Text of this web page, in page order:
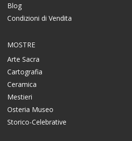
Blog
Condizioni di Vendita
MOSTRE
Arte Sacra
Cartografia
Ceramica
Mestieri
Osteria Museo
Storico-Celebrative